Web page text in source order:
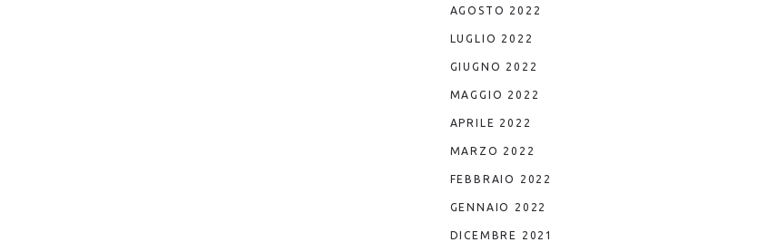
AGOSTO 2022
LUGLIO 2022
GIUGNO 2022
MAGGIO 2022
APRILE 2022
MARZO 2022
FEBBRAIO 2022
GENNAIO 2022
DICEMBRE 2021